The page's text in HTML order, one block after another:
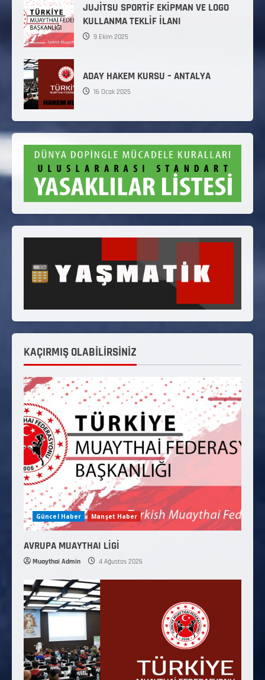
JUJİTSU SPORTİF EKİPMAN VE LOGO
KULLANMA TEKLİF İLANI
9 Ekim 2025
ADAY HAKEM KURSU – ANTALYA
16 Ocak 2025
KAÇIRMIŞ OLABİLİRSİNİZ
Güncel Haber Manşet Haber
AVRUPA MUAYTHAI LİGİ
Muaythai Admin 4 Ağustos 2026